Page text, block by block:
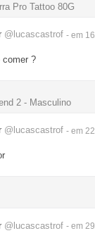
Pro Tattoo 80G
@lucascastrof - em
comer ?
2 - Masculino
@lucascastrof - em
@lucascastrof - em